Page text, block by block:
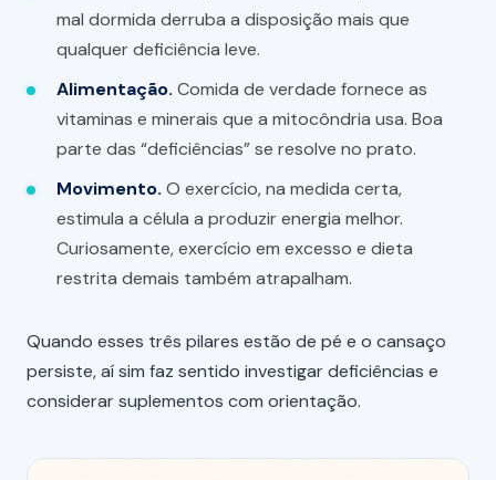
mal dormida derruba a disposição mais que
qualquer deficiência leve.
Alimentação. Comida de verdade fornece as
vitaminas e minerais que a mitocôndria usa. Boa
parte das “deficiências” se resolve no prato.
Movimento. O exercício, na medida certa,
estimula a célula a produzir energia melhor.
Curiosamente, exercício em excesso e dieta
restrita demais também atrapalham.
Quando esses três pilares estão de pé e o cansaço
persiste, aí sim faz sentido investigar deficiências e
considerar suplementos com orientação.